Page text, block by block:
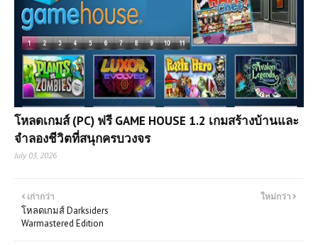
โหลดเกมส์ (PC) ฟรี GAME HOUSE 1.2 เกมสร้างบ้านและ
จำลองชีวิตที่สนุกครบวงจร
July 03, 2026
ใหม่กว่า
เก่ากว่า
โหลดเกมส์ Darksiders
Warmastered Edition